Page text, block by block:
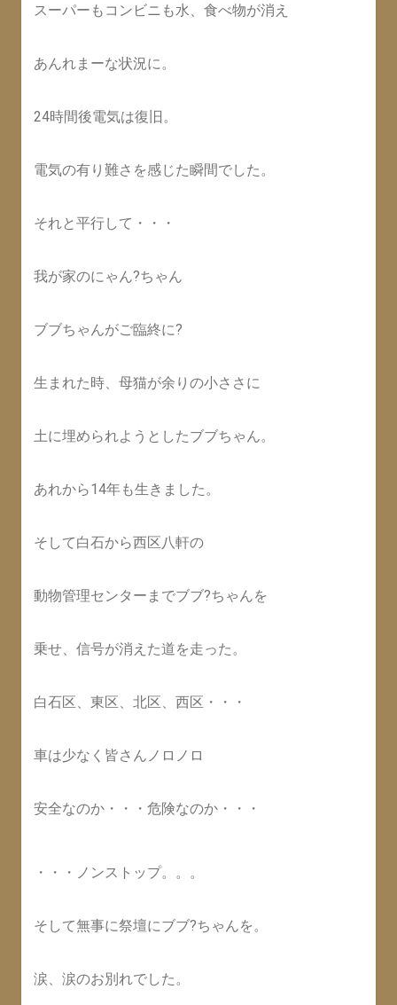
スーパーもコンビニも水、食べ物が消え
あんれまーな状況に。
24時間後電気は復旧。
電気の有り難さを感じた瞬間でした。
それと平行して・・・
我が家のにゃん?ちゃん
ブブちゃんがご臨終に?
生まれた時、母猫が余りの小ささに
土に埋められようとしたブブちゃん。
あれから14年も生きました。
そして白石から西区八軒の
動物管理センターまでブブ?ちゃんを
乗せ、信号が消えた道を走った。
白石区、東区、北区、西区・・・
車は少なく皆さんノロノロ
安全なのか・・・危険なのか・・・
・・・ノンストップ。。。
そして無事に祭壇にブブ?ちゃんを。
涙、涙のお別れでした。